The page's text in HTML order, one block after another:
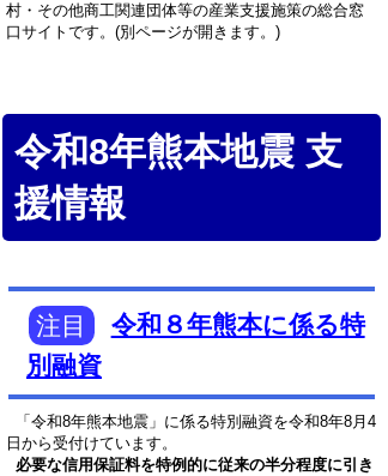
村・その他商工関連団体等の産業支援施策の総合窓
口サイトです。(別ページが開きます。)
令和8年熊本地震 支
援情報
注目
令和８年熊本に係る特
別融資
「令和8年熊本地震」に係る特別融資を令和8年8月4
日から受付けています。
必要な信用保証料を特例的に従来の半分程度に引き